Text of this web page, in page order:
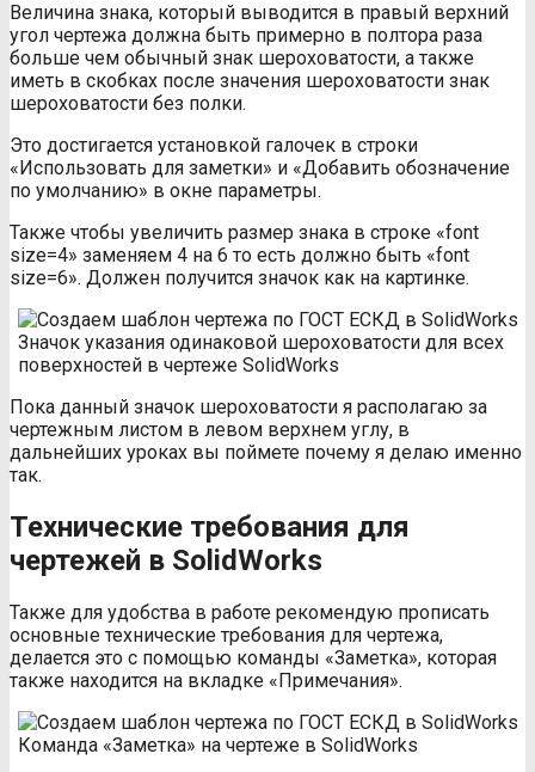
Величина знака, который выводится в правый верхний
угол чертежа должна быть примерно в полтора раза
больше чем обычный знак шероховатости, а также
иметь в скобках после значения шероховатости знак
шероховатости без полки.
Это достигается установкой галочек в строки
«Использовать для заметки» и «Добавить обозначение
по умолчанию» в окне параметры.
Также чтобы увеличить размер знака в строке «font
size=4» заменяем 4 на 6 то есть должно быть «font
size=6». Должен получится значок как на картинке.
Значок указания одинаковой шероховатости для всех
поверхностей в чертеже SolidWorks
Пока данный значок шероховатости я располагаю за
чертежным листом в левом верхнем углу, в
дальнейших уроках вы поймете почему я делаю именно
так.
Технические требования для
чертежей в SolidWorks
Также для удобства в работе рекомендую прописать
основные технические требования для чертежа,
делается это с помощью команды «Заметка», которая
также находится на вкладке «Примечания».
Команда «Заметка» на чертеже в SolidWorks